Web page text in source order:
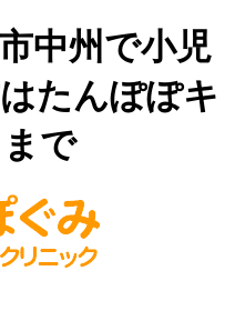
中州で小児
たんぽぽキ
で